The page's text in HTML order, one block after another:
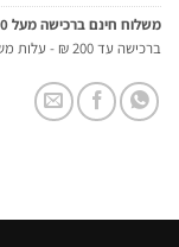
משלוח חינם ברכישה מעל 200 ₪
ברכישה עד 200 ₪ - עלות משלוח 20 ₪.